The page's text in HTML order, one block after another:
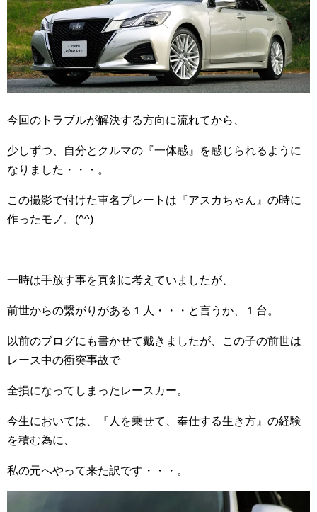
今回のトラブルが解決する方向に流れてから、
少しずつ、自分とクルマの『一体感』を感じられるように
なりました・・・。
この撮影で付けた車名プレートは『アスカちゃん』の時に
作ったモノ。(^^)
一時は手放す事を真剣に考えていましたが、
前世からの繋がりがある１人・・・と言うか、１台。
以前のブログにも書かせて戴きましたが、この子の前世は
レース中の衝突事故で
全損になってしまったレースカー。
今生においては、『人を乗せて、奉仕する生き方』の経験
を積む為に、
私の元へやって来た訳です・・・。